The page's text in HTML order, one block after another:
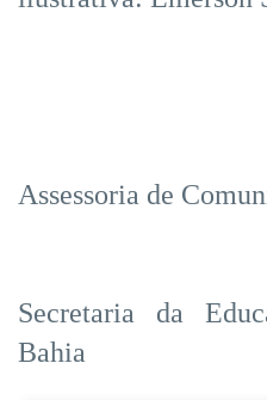
Assessoria de
Secretaria da
Bahia